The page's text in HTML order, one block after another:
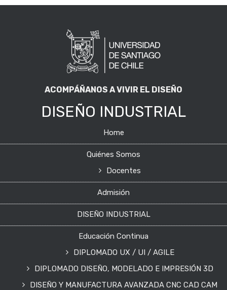
ACOMPÁÑANOS A VIVIR EL DISEÑO
DISEÑO INDUSTRIAL
Home
Quiénes Somos
Docentes
Admisión
DISEÑO INDUSTRIAL
Educación Continua
DIPLOMADO UX / UI / AGILE
DIPLOMADO DISEÑO, MODELADO E IMPRESIÓN 3D
DISEÑO Y MANUFACTURA AVANZADA CNC CAD CAM